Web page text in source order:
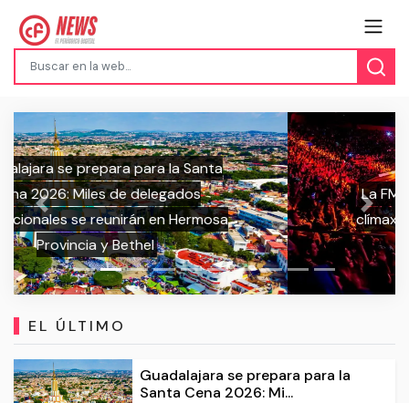
La FMS World Series 2025 llega a su
clímax: Fechas y sedes de las últimas
jornadas
Previous Next
EL ÚLTIMO
Guadalajara se prepara para la
Santa Cena 2026: Mi...